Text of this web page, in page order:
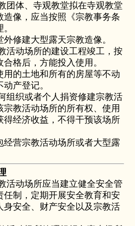
体、寺观教堂拟在寺观教堂
造像，应当按照《宗教事务条
修建大型露天宗教造像。
动场所的建设工程竣工，按
格后，方能投入使用。
的土地和所有的房屋等不动
产登记。
织或者个人捐资修建宗教活
教活动场所的所有权、使用
得经济收益，不得干预该场所
营宗教活动场所或者大型露
动场所应当建立健全安全管
任制，定期开展安全教育和安
身安全、财产安全以及宗教活